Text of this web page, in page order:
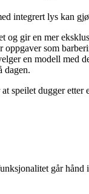
integrert lys kan
gir en mer
som
en modell med
dagen.
speilet dugger
går